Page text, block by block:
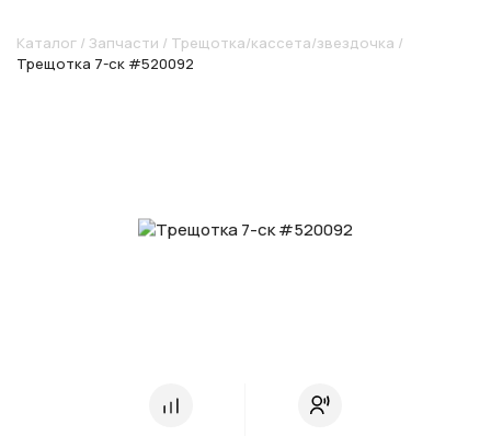
Каталог / Запчасти / Трещотка/кассета/звездочка /
Трещотка 7-ск #520092